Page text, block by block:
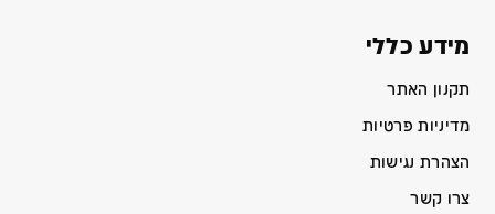
מידע כללי
תקנון האתר
מדיניות פרטיות
הצהרת נגישות
צרו קשר